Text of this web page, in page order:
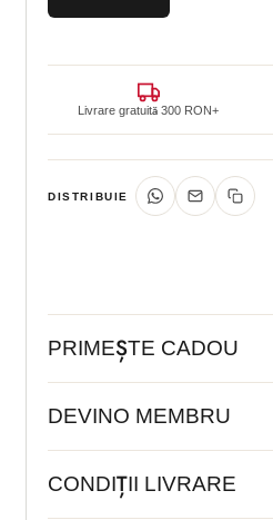
Livrare gratuită 300 RON+
DISTRIBUIE
PRIMEȘTE CADOU
DEVINO MEMBRU
CONDIȚII LIVRARE